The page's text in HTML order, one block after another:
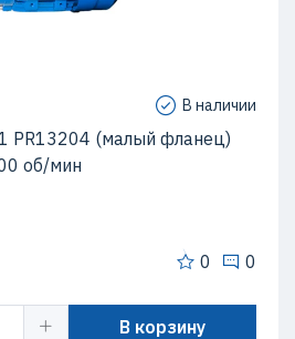
В наличии
(малый фланец)
об/мин
0 0
В корзину